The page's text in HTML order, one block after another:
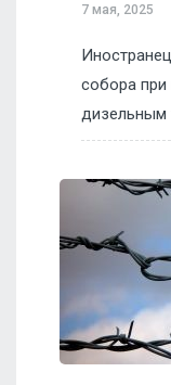
7 мая, 2025
собора
дизельным